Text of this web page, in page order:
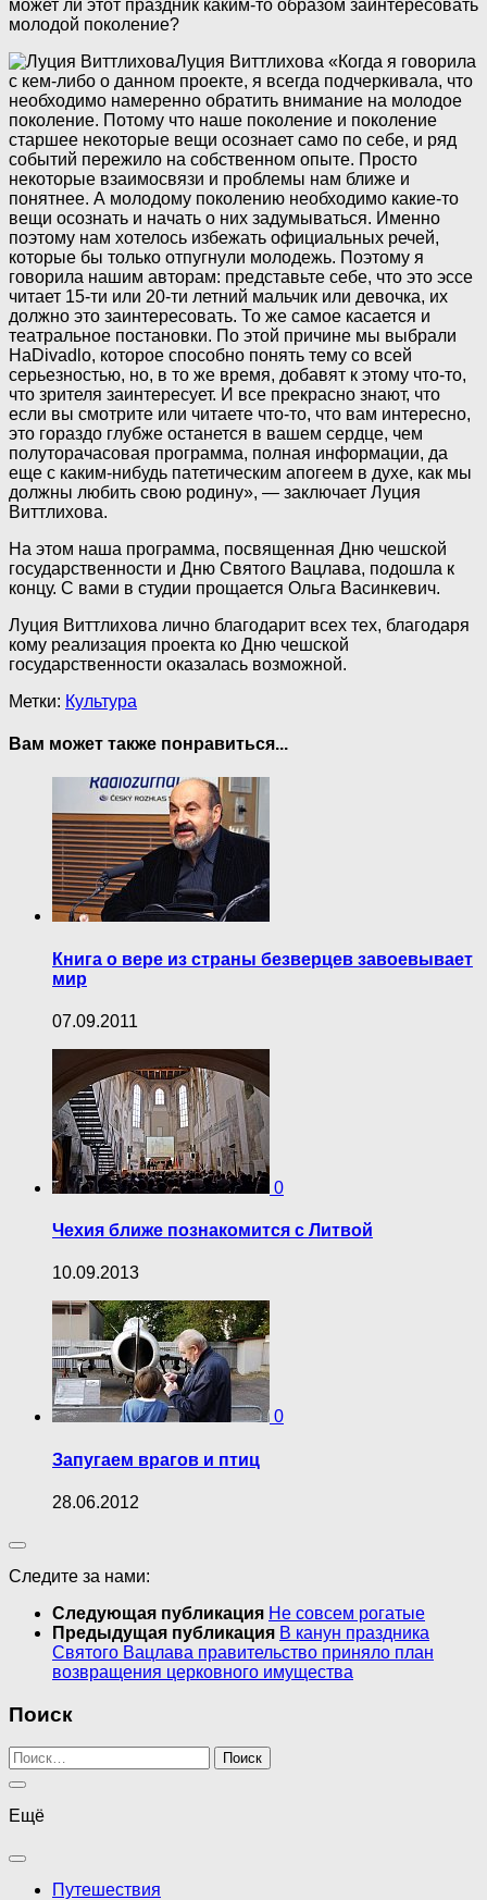
может ли этот праздник каким-то образом заинтересовать
молодой поколение?
Луция Виттлихова «Когда я говорила
с кем-либо о данном проекте, я всегда подчеркивала, что
необходимо намеренно обратить внимание на молодое
поколение. Потому что наше поколение и поколение
старшее некоторые вещи осознает само по себе, и ряд
событий пережило на собственном опыте. Просто
некоторые взаимосвязи и проблемы нам ближе и
понятнее. А молодому поколению необходимо какие-то
вещи осознать и начать о них задумываться. Именно
поэтому нам хотелось избежать официальных речей,
которые бы только отпугнули молодежь. Поэтому я
говорила нашим авторам: представьте себе, что это эссе
читает 15-ти или 20-ти летний мальчик или девочка, их
должно это заинтересовать. То же самое касается и
театральное постановки. По этой причине мы выбрали
HaDivadlo, которое способно понять тему со всей
серьезностью, но, в то же время, добавят к этому что-то,
что зрителя заинтересует. И все прекрасно знают, что
если вы смотрите или читаете что-то, что вам интересно,
это гораздо глубже останется в вашем сердце, чем
полуторачасовая программа, полная информации, да
еще с каким-нибудь патетическим апогеем в духе, как мы
должны любить свою родину», — заключает Луция
Виттлихова.
На этом наша программа, посвященная Дню чешской
государственности и Дню Святого Вацлава, подошла к
концу. С вами в студии прощается Ольга Васинкевич.
Луция Виттлихова лично благодарит всех тех, благодаря
кому реализация проекта ко Дню чешской
государственности оказалась возможной.
Метки: Культура
Вам может также понравиться...
Книга о вере из страны безверцев завоевывает
мир
07.09.2011
0
Чехия ближе познакомится с Литвой
10.09.2013
0
Запугаем врагов и птиц
28.06.2012
Следите за нами:
Следующая публикация Не совсем рогатые
Предыдущая публикация В канун праздника
Святого Вацлава правительство приняло план
возвращения церковного имущества
Поиск
Найти:
Ещё
Путешествия